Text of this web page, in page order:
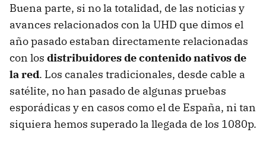
Buena parte, si no la totalidad, de las noticias y
avances relacionados con la UHD que dimos el
año pasado estaban directamente relacionadas
con los distribuidores de contenido nativos de
la red. Los canales tradicionales, desde cable a
satélite, no han pasado de algunas pruebas
esporádicas y en casos como el de España, ni tan
siquiera hemos superado la llegada de los 1080p.